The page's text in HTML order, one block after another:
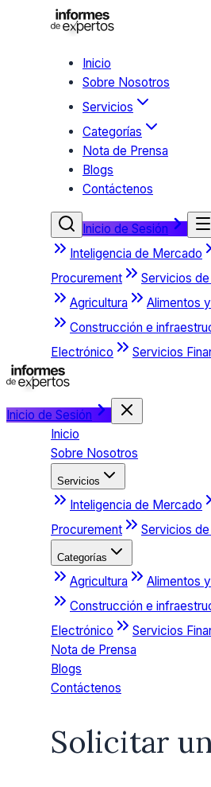
Inicio
Sobre Nosotros
Servicios
Categorías
Nota de Prensa
Blogs
Contáctenos
Inicio de Sesión
Inteligencia de Mercado
Procurement
Servicios
Agricultura
Alimentos
Construcción e
Electrónico
Servicios
Inicio de Sesión
Inicio
Sobre Nosotros
Servicios
Inteligencia de Mercado
Procurement
Servicios
Categorías
Agricultura Alimentos
Construcción e
Electrónico
Servicios
Nota de Prensa
Blogs
Contáctenos
Solicitar